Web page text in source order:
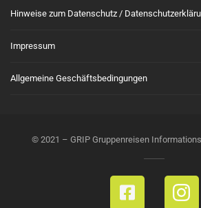
Hinweise zum Datenschutz /
Impressum
Allgemeine Geschäftsbedingungen
© 2021 – GRIP Gruppenreisen